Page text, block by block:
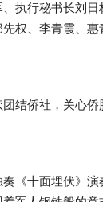
执行秘书长刘
权、李青霞、惠
结侨社，关心侨
《十面埋伏》